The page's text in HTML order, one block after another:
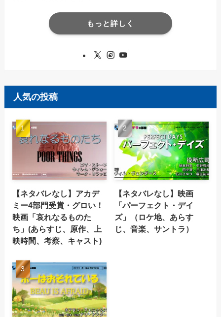
もっと詳しく
人気の投稿
【ネタバレなし】アカデ
ミー4部門受賞・グロい！
映画「哀れなるものた
ち」(あらすじ、原作、上
映時間、考察、キャスト)
【ネタバレなし】映画
「パーフェクト・デイ
ズ」（ロケ地、あらす
じ、音楽、サントラ）